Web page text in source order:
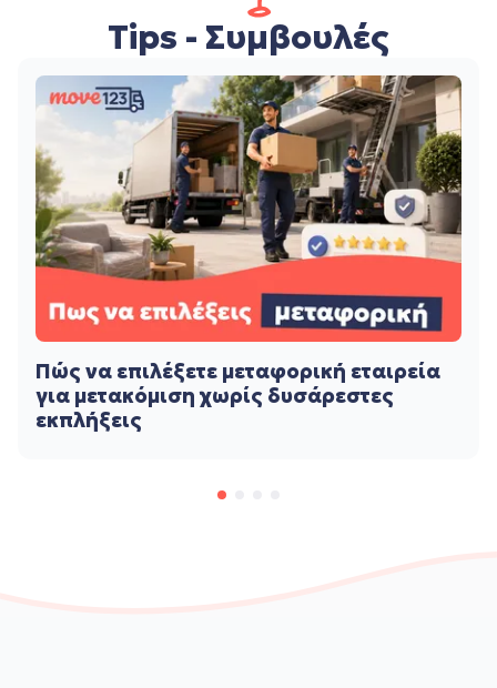
Tips - Συμβουλές
Πώς να επιλέξετε μεταφορική εταιρεία
για μετακόμιση χωρίς δυσάρεστες
εκπλήξεις